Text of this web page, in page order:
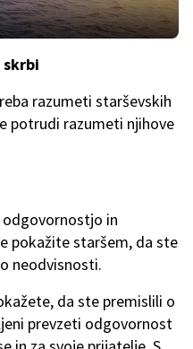
skrbi
razumeti starševskih
potrudi razumeti njihove
odgovornostjo in
pokažite staršem, da ste
neodvisnosti.
da ste premislili o
prevzeti odgovornost